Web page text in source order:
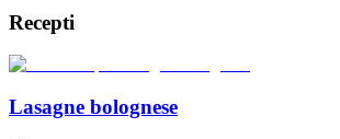
Recepti
Lasagne bolognese